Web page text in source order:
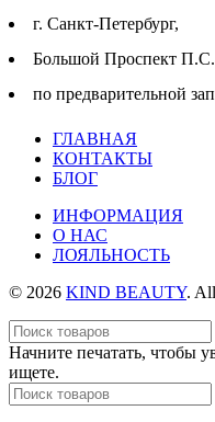
г. Cанкт-Петербург,
Большой Проспект
по предварительной
ГЛАВНАЯ
КОНТАКТЫ
БЛОГ
ИНФОРМАЦИЯ
О НАС
ЛОЯЛЬНОСТЬ
© 2026 KIND BEAUTY.
Начните печатать, чтобы
ищете.